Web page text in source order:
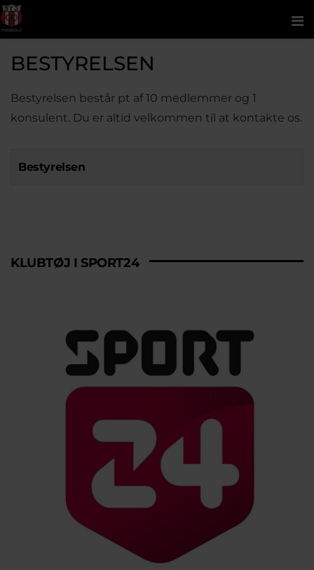
BESTYRELSEN
Bestyrelsen består pt af 10 medlemmer og 1
konsulent. Du er altid velkommen til at kontakte os.
Bestyrelsen
KLUBTØJ I SPORT24